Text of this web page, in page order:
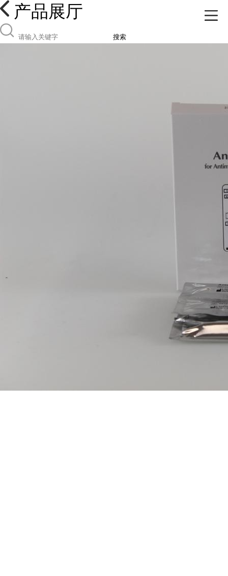
产品展厅
搜索